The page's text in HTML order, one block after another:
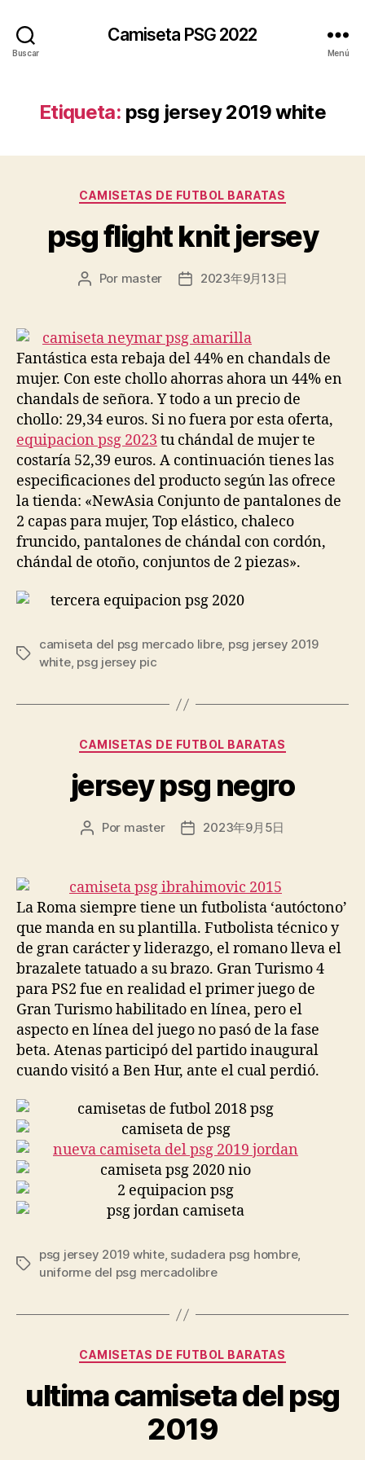
Buscar
Camiseta PSG 2022
Menú
Etiqueta: psg jersey 2019 white
Categorías
CAMISETAS DE FUTBOL BARATAS
psg flight knit jersey
Autor
entrada
Por master
Fecha
entrada
2023年9月13日
Fantástica esta rebaja del 44% en chandals de
mujer. Con este chollo ahorras ahora un 44% en
chandals de señora. Y todo a un precio de
chollo: 29,34 euros. Si no fuera por esta oferta,
equipacion psg 2023 tu chándal de mujer te
costaría 52,39 euros. A continuación tienes las
especificaciones del producto según las ofrece
la tienda: «NewAsia Conjunto de pantalones de
2 capas para mujer, Top elástico, chaleco
fruncido, pantalones de chándal con cordón,
chándal de otoño, conjuntos de 2 piezas».
Etiquetas
camiseta del psg mercado libre, psg jersey 2019
white, psg jersey pic
Categorías
CAMISETAS DE FUTBOL BARATAS
jersey psg negro
Autor
entrada
Por master
Fecha
entrada
2023年9月5日
La Roma siempre tiene un futbolista ‘autóctono’
que manda en su plantilla. Futbolista técnico y
de gran carácter y liderazgo, el romano lleva el
brazalete tatuado a su brazo. Gran Turismo 4
para PS2 fue en realidad el primer juego de
Gran Turismo habilitado en línea, pero el
aspecto en línea del juego no pasó de la fase
beta. Atenas participó del partido inaugural
cuando visitó a Ben Hur, ante el cual perdió.
Etiquetas
psg jersey 2019 white, sudadera psg hombre,
uniforme del psg mercadolibre
Categorías
CAMISETAS DE FUTBOL BARATAS
ultima camiseta del psg
2019